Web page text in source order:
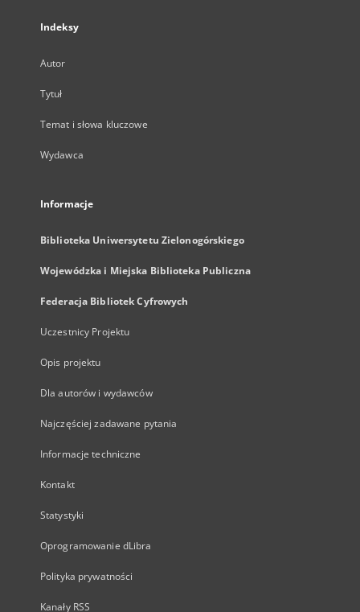
Indeksy
Autor
Tytuł
Temat i słowa kluczowe
Wydawca
Informacje
Biblioteka Uniwersytetu Zielonogórskiego
Wojewódzka i Miejska Biblioteka Publiczna
Federacja Bibliotek Cyfrowych
Uczestnicy Projektu
Opis projektu
Dla autorów i wydawców
Najczęściej zadawane pytania
Informacje techniczne
Kontakt
Statystyki
Oprogramowanie dLibra
Polityka prywatności
Kanały RSS